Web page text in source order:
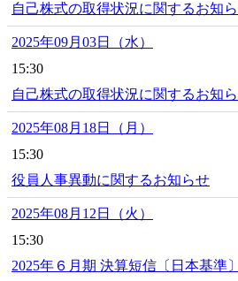
自己株式の取得状況に関するお知
2025年09月03日（水）
15:30
自己株式の取得状況に関するお知
2025年08月18日（月）
15:30
役員人事異動に関するお知らせ
2025年08月12日（火）
15:30
2025年６月期 決算短信〔日本基準